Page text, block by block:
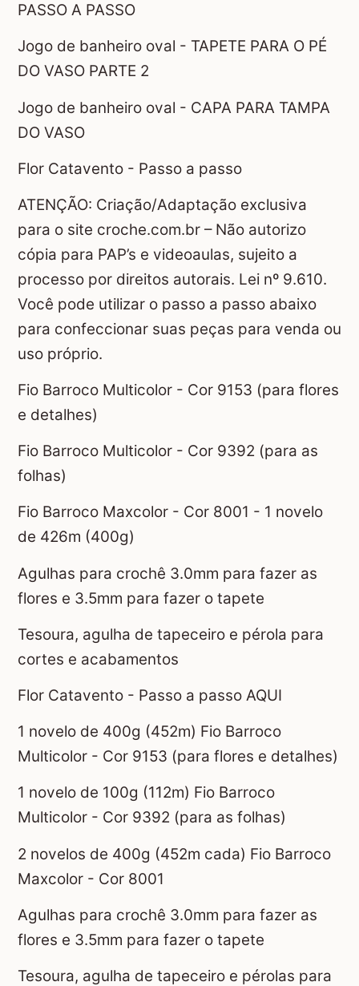
PASSO A PASSO
Jogo de banheiro oval - TAPETE PARA O PÉ
DO VASO PARTE 2
Jogo de banheiro oval - CAPA PARA TAMPA
DO VASO
Flor Catavento - Passo a passo
ATENÇÃO: Criação/Adaptação exclusiva
para o site croche.com.br – Não autorizo
cópia para PAP’s e videoaulas, sujeito a
processo por direitos autorais. Lei nº 9.610.
Você pode utilizar o passo a passo abaixo
para confeccionar suas peças para venda ou
uso próprio.
Fio Barroco Multicolor - Cor 9153 (para flores
e detalhes)
Fio Barroco Multicolor - Cor 9392 (para as
folhas)
Fio Barroco Maxcolor - Cor 8001 - 1 novelo
de 426m (400g)
Agulhas para crochê 3.0mm para fazer as
flores e 3.5mm para fazer o tapete
Tesoura, agulha de tapeceiro e pérola para
cortes e acabamentos
Flor Catavento - Passo a passo AQUI
1 novelo de 400g (452m) Fio Barroco
Multicolor - Cor 9153 (para flores e detalhes)
1 novelo de 100g (112m) Fio Barroco
Multicolor - Cor 9392 (para as folhas)
2 novelos de 400g (452m cada) Fio Barroco
Maxcolor - Cor 8001
Agulhas para crochê 3.0mm para fazer as
flores e 3.5mm para fazer o tapete
Tesoura, agulha de tapeceiro e pérolas para